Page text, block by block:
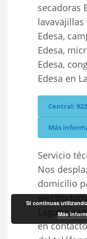
secadoras
lavavajillas
Edesa,
Edesa,
Edesa,
Edesa en
Central: 922
Más
Servicio
Nos
domicilio
Laguna,
en
Si continuas
Más